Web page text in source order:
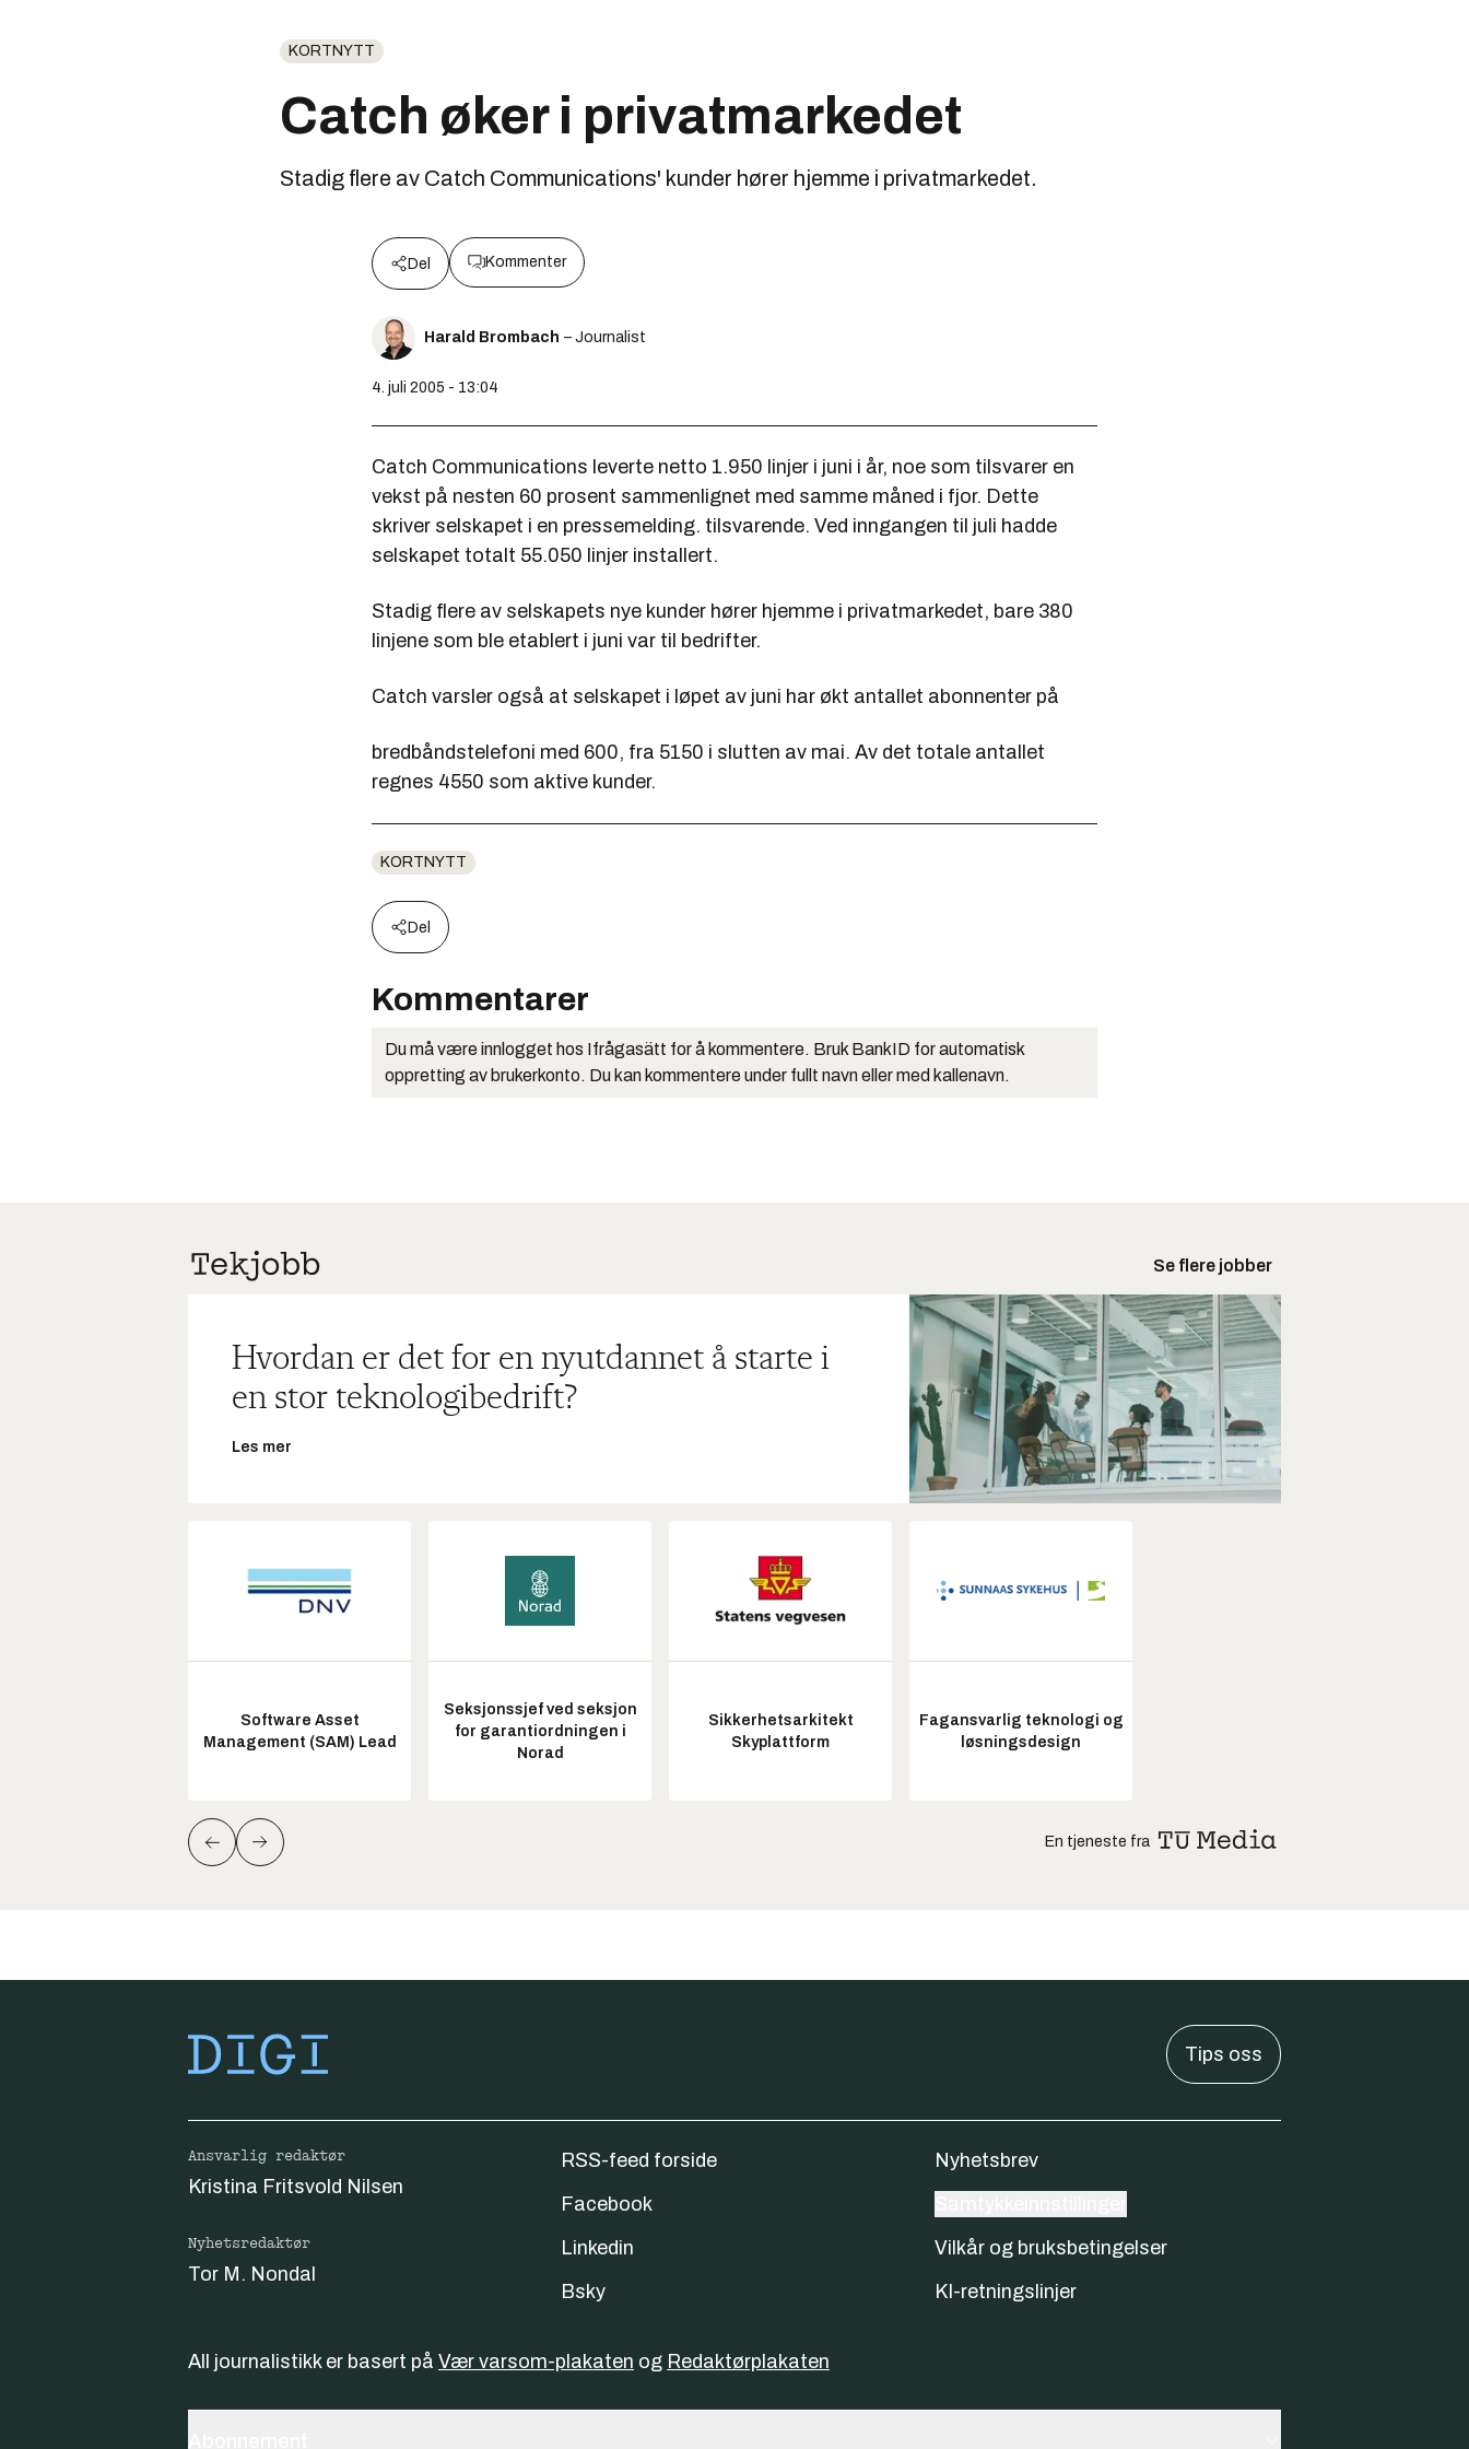
KORTNYTT
Catch øker i privatmarkedet
Stadig flere av Catch Communications' kunder hører hjemme i privatmarkedet.
Del Kommenter
Harald Brombach – Journalist
4. juli 2005 - 13:04
Catch Communications leverte netto 1.950 linjer i juni i år, noe som tilsvarer en
vekst på nesten 60 prosent sammenlignet med samme måned i fjor. Dette
skriver selskapet i en pressemelding. tilsvarende. Ved inngangen til juli hadde
selskapet totalt 55.050 linjer installert.
Stadig flere av selskapets nye kunder hører hjemme i privatmarkedet, bare 380
linjene som ble etablert i juni var til bedrifter.
Catch varsler også at selskapet i løpet av juni har økt antallet abonnenter på
bredbåndstelefoni med 600, fra 5150 i slutten av mai. Av det totale antallet
regnes 4550 som aktive kunder.
KORTNYTT
Del
Kommentarer
Du må være innlogget hos Ifrågasätt for å kommentere. Bruk BankID for automatisk
oppretting av brukerkonto. Du kan kommentere under fullt navn eller med kallenavn.
Se flere jobber
Hvordan er det for en nyutdannet å starte i
en stor teknologibedrift?
Les mer
Software Asset
Management (SAM) Lead
Seksjonssjef ved seksjon
for garantiordningen i
Norad
Sikkerhetsarkitekt
Skyplattform
Fagansvarlig teknologi og
løsningsdesign
En tjeneste fra
Tips oss
Ansvarlig redaktør
Kristina Fritsvold Nilsen
Nyhetsredaktør
Tor M. Nondal
RSS-feed forside
Facebook
Linkedin
Bsky
Nyhetsbrev
Vilkår og bruksbetingelser
KI-retningslinjer
All journalistikk er basert på Vær varsom-plakaten og Redaktørplakaten